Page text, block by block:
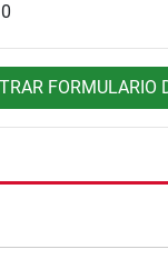
0
FORMULARIO